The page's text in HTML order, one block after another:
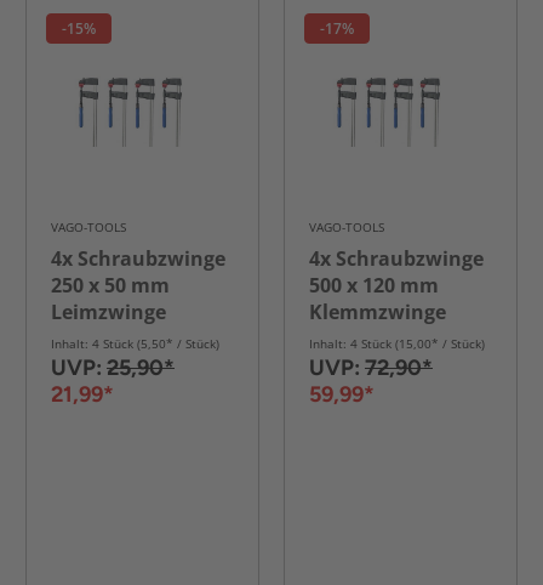
-15%
VAGO-TOOLS
4x Schraubzwinge
250 x 50 mm
Leimzwinge
Klemmzwinge
Einhandzwinge
Inhalt: 4 Stück (5,50* / Stück)
UVP: 25,90*
21,99*
-17%
VAGO-TOOLS
4x Schraubzwinge
500 x 120 mm
Klemmzwinge
Schnellspannzwinge
Zwingen
Inhalt: 4 Stück (15,00* / Stück)
UVP: 72,90*
59,99*